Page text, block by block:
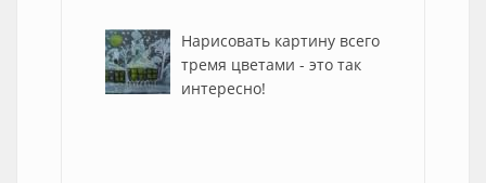
Нарисовать картину всего
тремя цветами - это так
интересно!